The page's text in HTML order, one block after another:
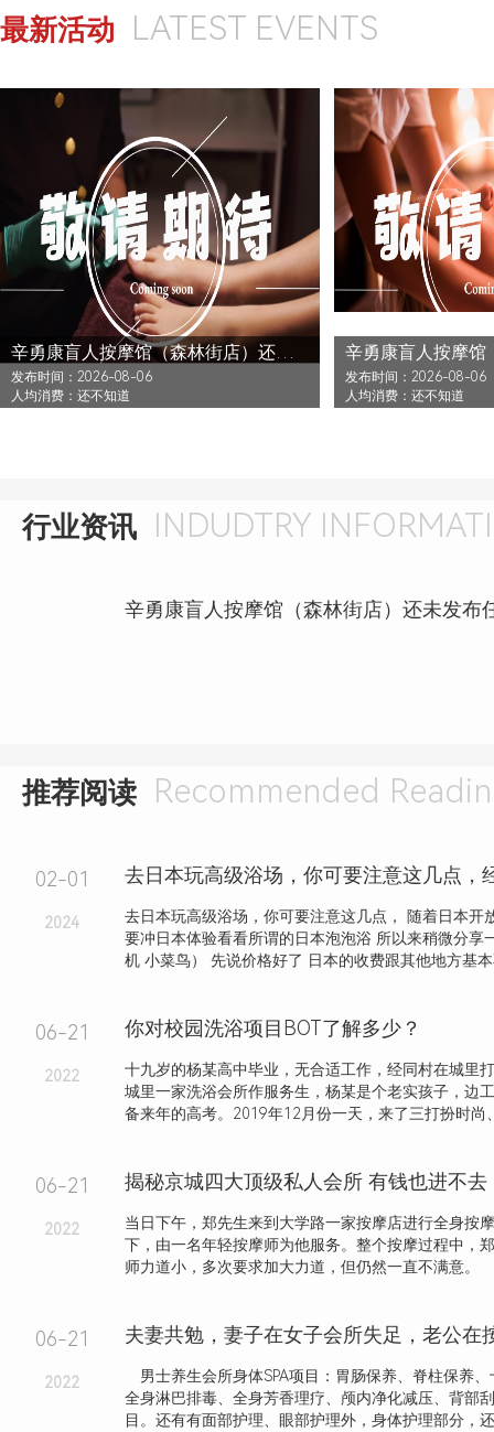
最新活动 LATEST EVENTS
辛勇康盲人按摩馆（森林街店）还没发布活动
发布时间：2026-08-06
人均消费：还不知道
发布时间：2026-08-06
人均消费：还不知道
行业资讯 INDUDTRY
推荐阅读 Recommended
02-01
2024
去日本玩高级浴场，你可要注意这几点，
去日本玩高级浴场，你可要注意这几点， 随着日本开
要冲日本体验看看所谓的日本泡泡浴 所以来稍微分享
机 小菜鸟） 先说价格好了 日本的收费跟其他地方基本
06-21
2022
你对校园洗浴项目BOT了解多少？
十九岁的杨某高中毕业，无合适工作，经同村在城里
城里一家洗浴会所作服务生，杨某是个老实孩子，边
备来年的高考。2019年12月份一天，来了三打扮时尚
06-21
2022
揭秘京城四大顶级私人会所 有钱也进不去
当日下午，郑先生来到大学路一家按摩店进行全身按
下，由一名年轻按摩师为他服务。整个按摩过程中，
师力道小，多次要求加大力道，但仍然一直不满意。
06-21
2022
男士养生会所身体SPA项目：胃肠保养、脊柱保养
全身淋巴排毒、全身芳香理疗、颅内净化减压、背部
目。还有有面部护理、眼部护理外，身体护理部分，